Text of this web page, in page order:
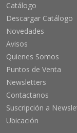
Catálogo
Descargar Catálogo
Novedades
Avisos
Quienes Somos
Puntos de Venta
Newsletters
Contactanos
Suscripción a
Ubicación